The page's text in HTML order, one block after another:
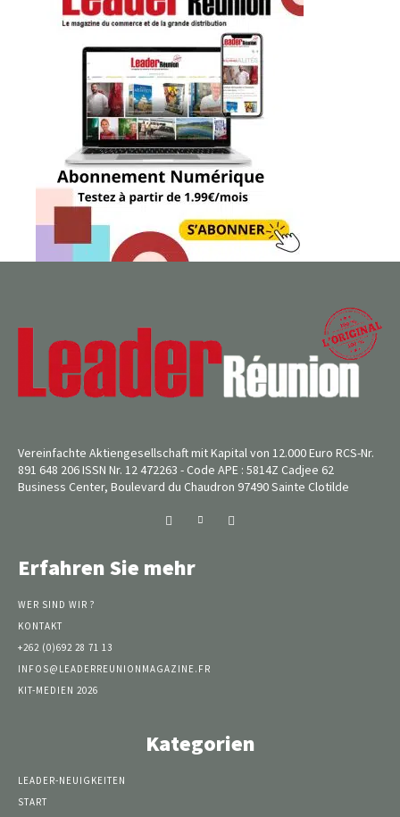
Vereinfachte Aktiengesellschaft mit Kapital von 12.000 Euro RCS-Nr.
891 648 206 ISSN Nr. 12 472263 - Code APE : 5814Z Cadjee 62
Business Center, Boulevard du Chaudron 97490 Sainte Clotilde
Erfahren Sie mehr
WER SIND WIR ?
KONTAKT
+262 (0)692 28 71 13
INFOS@LEADERREUNIONMAGAZINE.FR
KIT-MEDIEN 2026
Kategorien
LEADER-NEUIGKEITEN
START